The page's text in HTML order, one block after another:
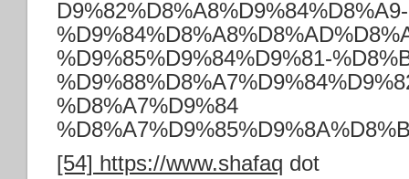
D9%82%D8%A8%D9%84%D8%A9-
%D9%85%D9%84%D9%81-
%D8%A7%D9%84
[54] https://www.shafaq dot